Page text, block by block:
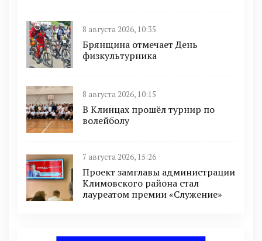
8 августа 2026, 10:35
Брянщина отмечает День
физкультурника
8 августа 2026, 10:15
В Клинцах прошёл турнир по
волейболу
7 августа 2026, 15:26
Проект замглавы администрации
Климовского района стал
лауреатом премии «Служение»